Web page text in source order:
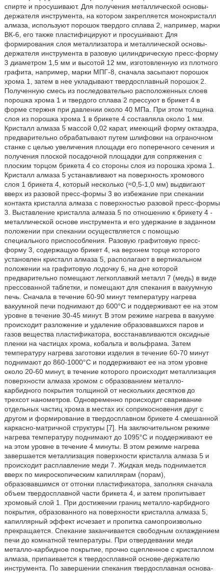
спирте и просушивают. Для получения металлической основы-
держателя инструмента, на котором закрепляется монокристалл
алмаза, используют порошок твердого сплава 2, например, марки
ВК-6, его также пластифицируют и просушивают. Для
формирования слоя металлизатора и металлической основы-
держателя инструмента в разовую цилиндрическую пресс-форму
3 диаметром 1,5 мм и высотой 12 мм, изготовленную из плотного
графита, например, марки МПГ-8, сначала засыпают порошок
хрома 1, затем в нее укладывают твердосплавный порошок 2.
Полученную смесь из последовательно расположенных слоев
порошка хрома 1 и твердого сплава 2 прессуют в брикет 4 в
форме стержня при давлении около 40 МПа. При этом толщина
слоя из порошка хрома 1 в брикете 4 составляла около 1 мм.
Кристалл алмаза 5 массой 0,02 карат, имеющий форму октаэдра,
предварительно обрабатывают путем шлифовки на ограночном
станке с целью увеличения площади его поперечного сечения и
получения плоской посадочной площадки для сопряжения с
плоским торцом брикета 4 со стороны слоя из порошка хрома 1.
Кристалл алмаза 5 устанавливают на поверхность хромового
слоя 1 брикета 4, который несколько (≈0,5-1,0 мм) выдвигают
вверх из разовой пресс-формы 3 во избежание при спекании
контакта кристалла алмаза с поверхностью разовой пресс-формы
3. Выставление кристалла алмаза 5 по отношению к брикету 4 -
металлической основе инструмента и его удержание в заданном
положении при спекании осуществляется с помощью
специального приспособления. Разовую графитовую пресс-
форму 3, содержащую брикет 4, на верхнем торце которого
установлен кристалл алмаза 5, располагают в вертикальном
положении на графитовую лодочку 6, на дне которой
предварительно помещают легкоплавкий металл 7 (медь) в виде
прессованной таблетки, и помещают для спекания в вакуумную
печь. Сначала в течение 60-90 минут температуру нагрева
вакуумной печи поднимают до 600°С и поддерживают ее на этом
уровне в течение 30-45 минут. В этом режиме нагрева в вакууме
происходит разложение и удаление образовавшихся паров и
газов вещества пластификатора, восстанавливаются оксидные
пленки на частицах хрома, кобальта и вольфрама. Затем
температуру нагрева заготовки изделия в течение 60-70 минут
поднимают до 860-1000°С и поддерживают ее на этом уровне
около 20-60 минут, в течение которого происходит металлизация
поверхности алмаза хромом с образованием металло-
карбидного покрытия толщиной от нескольких десятков до
трехсот нанометров. Одновременно происходит сваривание
отдельных частиц хрома в местах их соприкосновения друг с
другом и формирование в твердосплавном брикете 4 смешанной
каркасно-матричной структуры [7]. На заключительном режиме
нагрева температуру поднимают до 1095°С и поддерживают ее
на этом уровне в течение 4 минуты. В этом режиме нагрева
завершается металлизация поверхности кристалла алмаза 5 и
происходит расплавление меди 7. Жидкая медь поднимается
вверх по микроскопическим капиллярам (порам),
образовавшимся от отгонки пластификатора, заполняя сначала
объем твердосплавной части брикета 4, и затем пропитывает
хромовый слой 1. При достижении границ металло-карбидного
покрытия, образованного на поверхности кристалла алмаза 5,
капиллярный эффект исчезает и пропитка самопроизвольно
прекращается. Спекание заканчивается свободным охлаждением
печи до комнатной температуры. При отвердевании меди
металло-карбидное покрытие, прочно сцепленное с кристаллом
алмаза, припаивается к твердосплавной основе-держателю
инструмента. По завершении спекания твердосплавная основа-